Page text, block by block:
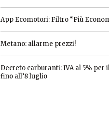
App Ecomotori: Filtro “Più
Metano: allarme prezzi!
Decreto carburanti: IVA al 5% per
fino all’8 luglio